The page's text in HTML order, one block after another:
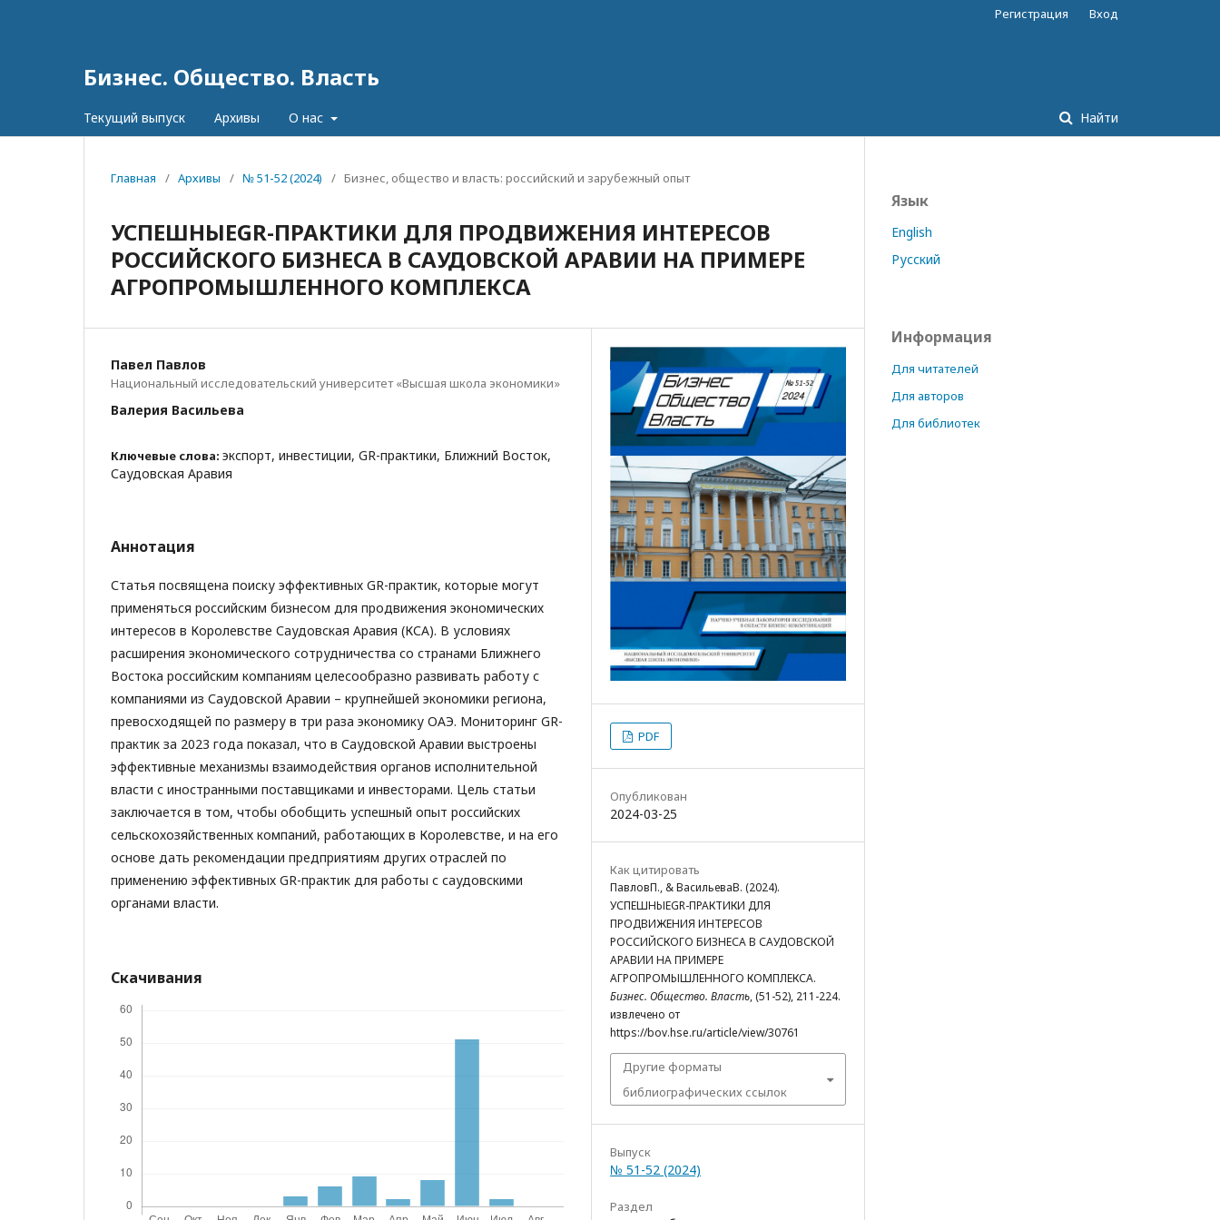
Бизнес. Общество. Власть
Текущий выпуск Архивы О нас Найти
Регистрация Вход
Главная / Архивы / № 51-52 (2024) / Бизнес, общество и власть: российский и зарубежный опыт
УСПЕШНЫЕGR-ПРАКТИКИ ДЛЯ ПРОДВИЖЕНИЯ ИНТЕРЕСОВ
РОССИЙСКОГО БИЗНЕСА В САУДОВСКОЙ АРАВИИ НА ПРИМЕРЕ
АГРОПРОМЫШЛЕННОГО КОМПЛЕКСА
Павел Павлов
Национальный исследовательский университет «Высшая школа экономики»
Валерия Васильева
Ключевые слова: экспорт, инвестиции, GR-практики, Ближний Восток,
Саудовская Аравия
Аннотация
Статья посвящена поиску эффективных GR-практик, которые могут
применяться российским бизнесом для продвижения экономических
интересов в Королевстве Саудовская Аравия (КСА). В условиях
расширения экономического сотрудничества со странами Ближнего
Востока российским компаниям целесообразно развивать работу с
компаниями из Саудовской Аравии – крупнейшей экономики региона,
превосходящей по размеру в три раза экономику ОАЭ. Мониторинг GR-
практик за 2023 года показал, что в Саудовской Аравии выстроены
эффективные механизмы взаимодействия органов исполнительной
власти с иностранными поставщиками и инвесторами. Цель статьи
заключается в том, чтобы обобщить успешный опыт российских
сельскохозяйственных компаний, работающих в Королевстве, и на его
основе дать рекомендации предприятиям других отраслей по
применению эффективных GR-практик для работы с саудовскими
органами власти.
Скачивания
PDF
Опубликован
2024-03-25
Как цитировать
ПавловП., & ВасильеваВ. (2024).
УСПЕШНЫЕGR-ПРАКТИКИ ДЛЯ
ПРОДВИЖЕНИЯ ИНТЕРЕСОВ
РОССИЙСКОГО БИЗНЕСА В САУДОВСКОЙ
АРАВИИ НА ПРИМЕРЕ
АГРОПРОМЫШЛЕННОГО КОМПЛЕКСА.
Бизнес. Общество. Власть, (51-52), 211-224.
извлечено от
https://bov.hse.ru/article/view/30761
Другие форматы
библиографических ссылок
Выпуск
№ 51-52 (2024)
Раздел
Язык
English
Русский
Информация
Для читателей
Для авторов
Для библиотек